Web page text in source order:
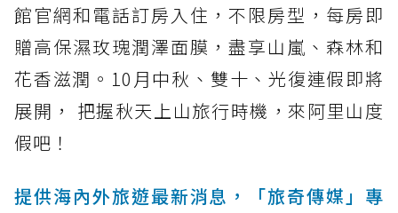
館官網和電話訂房入住，不限房型，每房即
贈高保濕玫瑰潤澤面膜，盡享山嵐、森林和
花香滋潤。10月中秋、雙十、光復連假即將
展開， 把握秋天上山旅行時機，來阿里山度
假吧！
提供海內外旅遊最新消息，「旅奇傳媒」專